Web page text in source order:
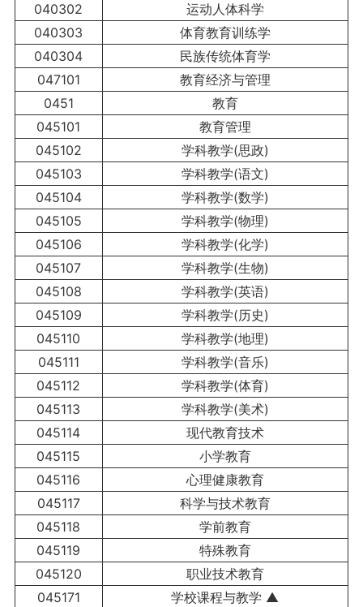
040302
运动人体科学
040303
体育教育训练学
040304
民族传统体育学
047101
教育经济与管理
0451
教育
045101
教育管理
045102
学科教学(思政)
045103
学科教学(语文)
045104
学科教学(数学)
045105
学科教学(物理)
045106
学科教学(化学)
045107
学科教学(生物)
045108
学科教学(英语)
045109
学科教学(历史)
045110
学科教学(地理)
045111
学科教学(音乐)
045112
学科教学(体育)
045113
学科教学(美术)
045114
现代教育技术
045115
小学教育
045116
心理健康教育
045117
科学与技术教育
045118
学前教育
045119
特殊教育
045120
职业技术教育
045171
学校课程与教学 ▲